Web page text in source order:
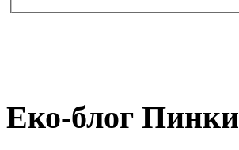
Еко-блог Пинки